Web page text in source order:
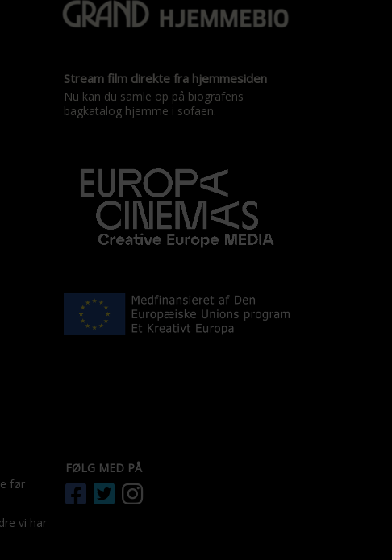
Stream film direkte fra hjemmesiden
Nu kan du samle op på biografens
bagkatalog hjemme i sofaen.
før
vi har
FØLG MED PÅ